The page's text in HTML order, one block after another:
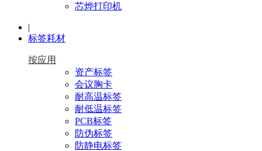
芯烨打印机
|
标签耗材
按应用
资产标签
会议胸卡
耐高温标签
耐低温标签
PCB标签
防伪标签
防静电标签